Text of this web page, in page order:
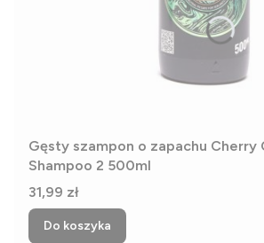
Gęsty szampon o zapachu Cherry
Shampoo 2 500ml
Cena
31,99 zł
Do koszyka